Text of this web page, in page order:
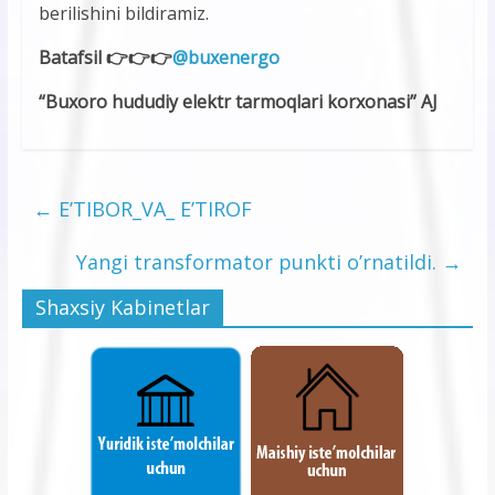
berilishini bildiramiz.
Batafsil 👉👉👉@buxenergo
“Buxoro hududiy elektr tarmoqlari korxonasi” AJ
← E’TIBOR_VA_ E’TIROF
Yangi transformator punkti o’rnatildi. →
Shaxsiy Kabinetlar